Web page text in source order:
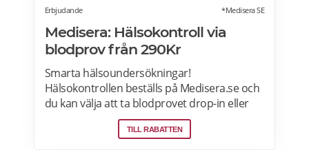
Erbjudande *Medisera SE
Medisera: Hälsokontroll via
blodprov från 290Kr
Smarta hälsoundersökningar!
Hälsokontrollen beställs på Medisera.se och
du kan välja att ta blodprovet drop-in eller
efter tidsbokning på över 100
provtagningsställen runt om i Sverige.
TILL RABATTEN